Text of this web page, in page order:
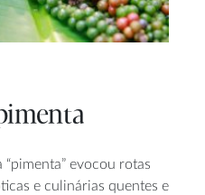
evocou rotas
e culinárias quentes e